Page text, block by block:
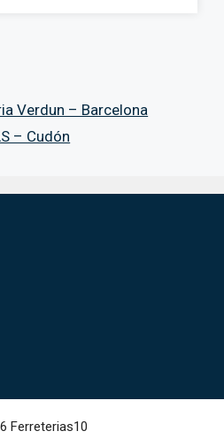
Verdun – Barcelona
– Cudón
Ferreterias10